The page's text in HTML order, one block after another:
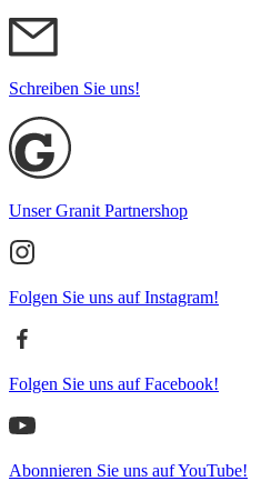
Schreiben Sie uns!
Unser Granit Partnershop
Folgen Sie uns auf Instagram!
Folgen Sie uns auf Facebook!
Abonnieren Sie uns auf YouTube!